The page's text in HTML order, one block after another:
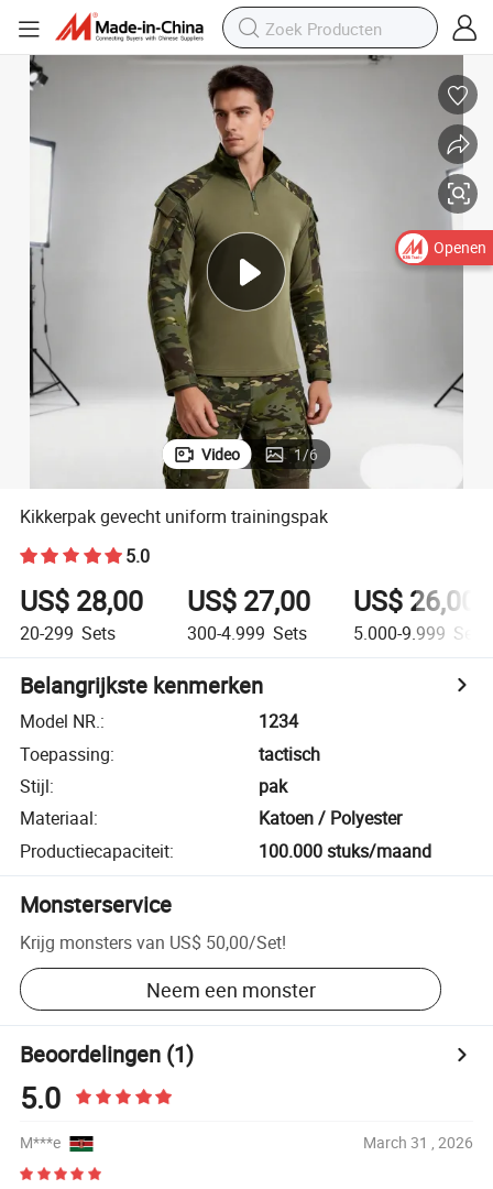
Video 1/6
Kikkerpak gevecht uniform trainingspak
5.0
US$ 28,00
20-299 Sets
US$ 27,00
300-4.999 Sets
US$ 26,00
5.000-9.999 Sets
Belangrijkste kenmerken
Model NR.:
1234
Toepassing:
tactisch
Stijl:
pak
Materiaal:
Katoen / Polyester
Productiecapaciteit: 100.000 stuks/maand
Monsterservice
Krijg monsters van US$ 50,00/Set!
Neem een monster
Beoordelingen (1)
5.0
M***e March 31 , 2026
Openen